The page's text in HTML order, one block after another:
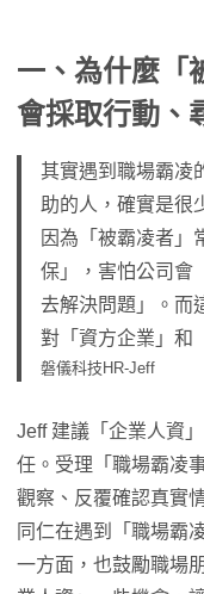
一、為什麼「
會採取行動、
其實遇到職場霸凌
助的人，確實是很
因為「被霸凌者」
保」，害怕公司會
去解決問題」。而
對「資方企業」和
磐儀科技HR-Jeff
Jeff 建議「企業人資
任。受理「職場霸凌
觀察、反覆確認真實
同仁在遇到「職場霸
一方面，也鼓勵職場